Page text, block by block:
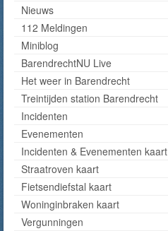
Nieuws
112 Meldingen
Miniblog
BarendrechtNU Live
Het weer in Barendrecht
Treintijden station Barendrecht
Incidenten
Evenementen
Incidenten & Evenementen kaart
Straatroven kaart
Fietsendiefstal kaart
Woninginbraken kaart
Vergunningen